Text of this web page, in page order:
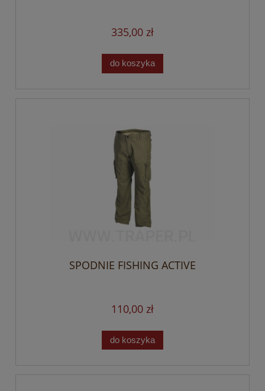
335,00 zł
do koszyka
SPODNIE FISHING ACTIVE
110,00 zł
do koszyka